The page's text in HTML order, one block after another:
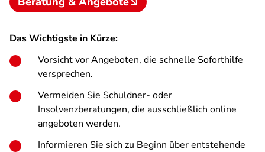
Das Wichtigste in Kürze:
Vorsicht vor Angeboten, die schnelle Soforthilfe
versprechen.
Vermeiden Sie Schuldner- oder
Insolvenzberatungen, die ausschließlich online
angeboten werden.
Informieren Sie sich zu Beginn über entstehende